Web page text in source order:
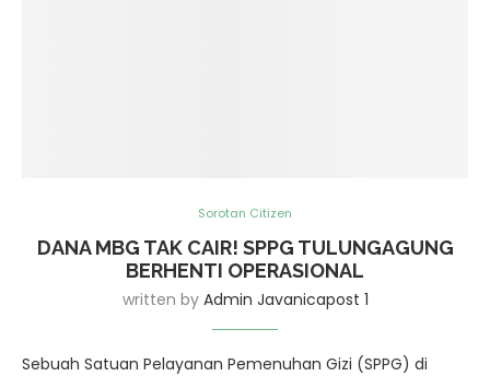
Sorotan Citizen
DANA MBG TAK CAIR! SPPG TULUNGAGUNG
BERHENTI OPERASIONAL
written by Admin Javanicapost 1
Sebuah Satuan Pelayanan Pemenuhan Gizi (SPPG) di